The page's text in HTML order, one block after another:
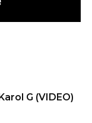
G (VIDEO)